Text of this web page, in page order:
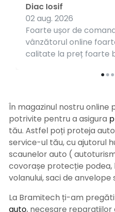
Foarte ușor de
vânzătorul online
calitate la preț foarte
Diac Iosif
02 aug. 2026
În magazinul nostru online
potrivite pentru a asigura
tău. Astfel poți proteja
service-ul tău, cu ajutorul
scaunelor auto (
covorașe protecție
volanului, saci de anvelope
La Bramitech ți-am
auto, necesare